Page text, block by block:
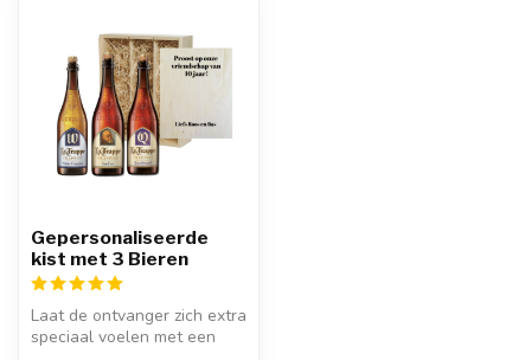
Gepersonaliseerde
kist met 3 Bieren
Laat de ontvanger zich extra
speciaal voelen met een